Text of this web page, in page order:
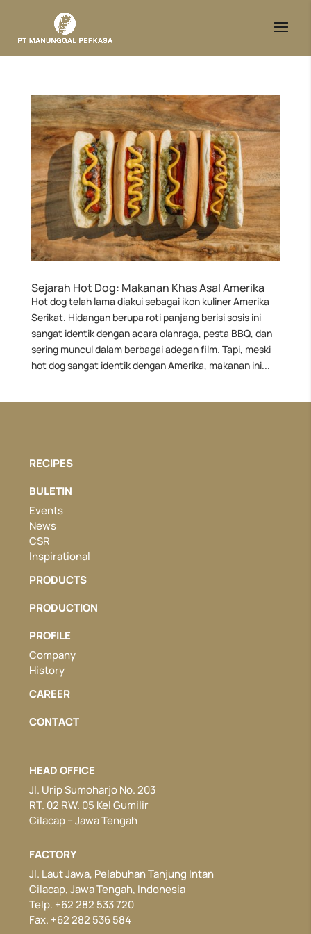
Sejarah Hot Dog: Makanan Khas Asal Amerika
Hot dog telah lama diakui sebagai ikon kuliner Amerika
Serikat. Hidangan berupa roti panjang berisi sosis ini
sangat identik dengan acara olahraga, pesta BBQ, dan
sering muncul dalam berbagai adegan film. Tapi, meski
hot dog sangat identik dengan Amerika, makanan ini...
RECIPES
BULETIN
Events
News
CSR
Inspirational
PRODUCTS
PRODUCTION
PROFILE
Company
History
CAREER
CONTACT
HEAD OFFICE
Jl. Urip Sumoharjo No. 203
RT. 02 RW. 05 Kel Gumilir
Cilacap – Jawa Tengah
FACTORY
Jl. Laut Jawa, Pelabuhan Tanjung Intan
Cilacap, Jawa Tengah, Indonesia
Telp. +62 282 533 720
Fax. +62 282 536 584